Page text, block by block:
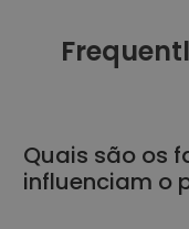
Quais são os
influenciam o